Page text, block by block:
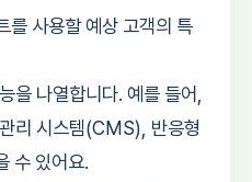
를 사용할 예상 고객의 특
을 나열합니다. 예를 들어,
리 시스템(CMS), 반응형
수 있어요.